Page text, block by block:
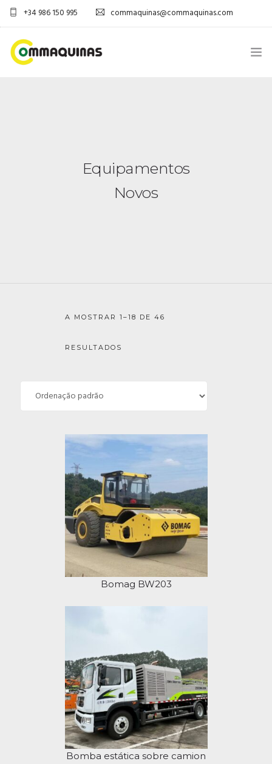
+34 986 150 995 commaquinas@commaquinas.com
Equipamentos
Novos
A MOSTRAR 1–18 DE 46
RESULTADOS
Bomag BW203
Bomba estática sobre camion